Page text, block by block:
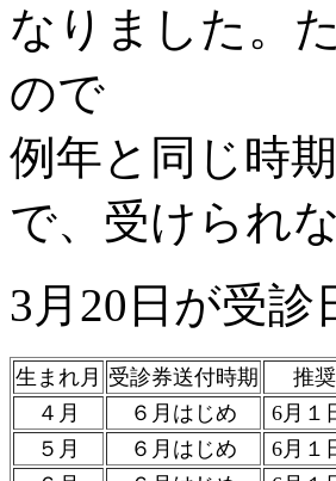
なりました。
ので
例年と同じ時
で、受けられ
3月20日が受
生まれ月 受診券送付時期 推
４月
６月はじめ 6月１
５月
６月はじめ 6月１